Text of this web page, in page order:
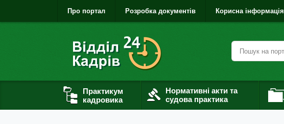
Про портал Розробка документів Корисна інформація
Практикум
кадровика
Нормативні акти та
судова практика